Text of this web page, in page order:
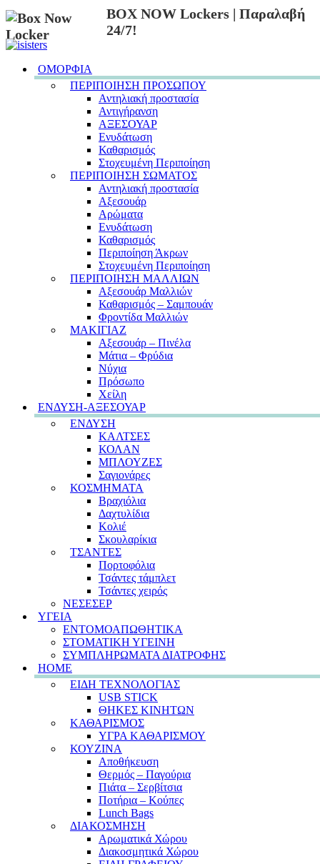
BOX NOW Lockers | Παραλαβή
24/7!
ΟΜΟΡΦΙΑ
ΠΕΡΙΠΟΙΗΣΗ ΠΡΟΣΩΠΟΥ
Αντηλιακή προστασία
Αντιγήρανση
ΑΞΕΣΟΥΑΡ
Ενυδάτωση
Καθαρισμός
Στοχευμένη Περιποίηση
ΠΕΡΙΠΟΙΗΣΗ ΣΩΜΑΤΟΣ
Αντηλιακή προστασία
Αξεσουάρ
Αρώματα
Ενυδάτωση
Καθαρισμός
Περιποίηση Άκρων
Στοχευμένη Περιποίηση
ΠΕΡΙΠΟΙΗΣΗ ΜΑΛΛΙΩΝ
Αξεσουάρ Μαλλιών
Καθαρισμός – Σαμπουάν
Φροντίδα Μαλλιών
ΜΑΚΙΓΙΑΖ
Αξεσουάρ – Πινέλα
Μάτια – Φρύδια
Νύχια
Πρόσωπο
Χείλη
ΕΝΔΥΣΗ-ΑΞΕΣΟΥΑΡ
ΕΝΔΥΣΗ
ΚΑΛΤΣΕΣ
ΚΟΛΑΝ
ΜΠΛΟΥΖΕΣ
Σαγιονάρες
ΚΟΣΜΗΜΑΤΑ
Βραχιόλια
Δαχτυλίδια
Κολιέ
Σκουλαρίκια
ΤΣΑΝΤΕΣ
Πορτοφόλια
Τσάντες τάμπλετ
Τσάντες χειρός
ΝΕΣΕΣΕΡ
ΥΓΕΙΑ
ΕΝΤΟΜΟΑΠΩΘΗΤΙΚΑ
ΣΤΟΜΑΤΙΚΗ ΥΓΕΙΝΗ
ΣΥΜΠΛΗΡΩΜΑΤΑ ΔΙΑΤΡΟΦΗΣ
HOME
ΕΙΔΗ ΤΕΧΝΟΛΟΓΙΑΣ
USB STICK
ΘΗΚΕΣ ΚΙΝΗΤΩΝ
ΚΑΘΑΡΙΣΜΟΣ
ΥΓΡΑ ΚΑΘΑΡΙΣΜΟΥ
ΚΟΥΖΙΝΑ
Αποθήκευση
Θερμός – Παγούρια
Πιάτα – Σερβίτσια
Ποτήρια – Κούπες
Lunch Bags
ΔΙΑΚΟΣΜΗΣΗ
Αρωματικά Χώρου
Διακοσμητικά Χώρου